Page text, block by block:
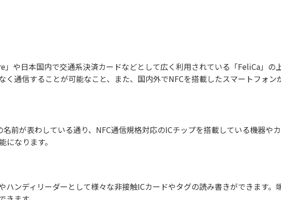
」や日本国内で交通系決済カードなどとして広く利用されている「FeliCa」の
通信することが可能なこと、また、国内外でNFCを搭載したスマートフォン
前が表わしている通り、NFC通信規格対応のICチップを搭載している機器や
なります。
ハンディリーダーとして様々な非接触ICカードやタグの読み書きができます